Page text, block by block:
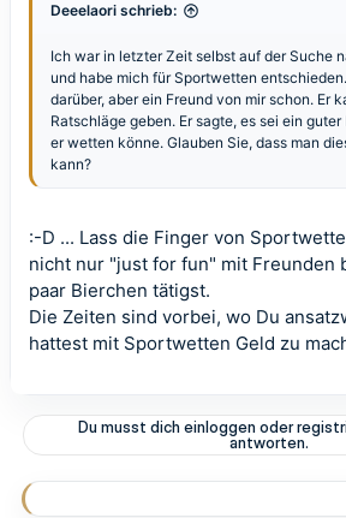
Deeelaori schrieb:
Ich war in letzter Zeit selbst auf der Suche
und habe mich für Sportwetten
darüber, aber ein Freund von mir schon. Er
Ratschläge geben. Er sagte, es sei ein
er wetten könne. Glauben Sie, dass man
kann?
:-D ... Lass die Finger von
nicht nur "just for fun" mit Freunden
paar Bierchen tätigst.
Die Zeiten sind vorbei, wo Du
hattest mit Sportwetten Geld zu
Du musst dich einloggen oder
antworten.